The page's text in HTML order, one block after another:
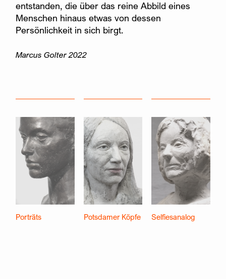
entstanden, die über das reine Abbild eines
Menschen hinaus etwas von dessen
Persönlichkeit in sich birgt.
Marcus Golter 2022
Porträts Potsdamer Köpfe Selfiesanalog